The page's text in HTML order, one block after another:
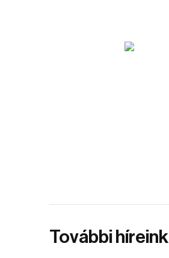
További híreink